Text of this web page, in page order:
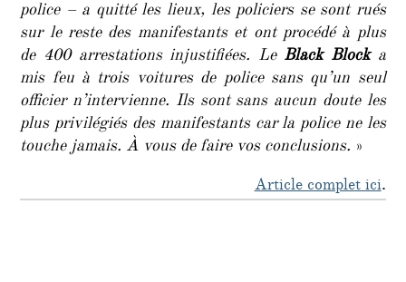
police – a quitté les lieux, les policiers se sont rués
sur le reste des manifestants et ont procédé à plus
de 400 arrestations injustifiées. Le Black Blocka
mis feu à trois voitures de police sans qu’un seul
officier n’intervienne. Ils sont sans aucun doute les
plus privilégiés des manifestants car la police ne les
touche jamais. À vous de faire vos conclusions. »
Article complet ici.